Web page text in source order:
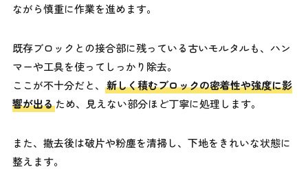
ながら慎重に作業を進めます。
既存ブロックとの接合部に残っている古いモルタルも、ハン
マーや工具を使ってしっかり除去。
ここが不十分だと、 新しく積むブロックの密着性や強度に影
響が出るため、見えない部分ほど丁寧に処理します。
また、撤去後は破片や粉塵を清掃し、下地をきれいな状態に
整えます。